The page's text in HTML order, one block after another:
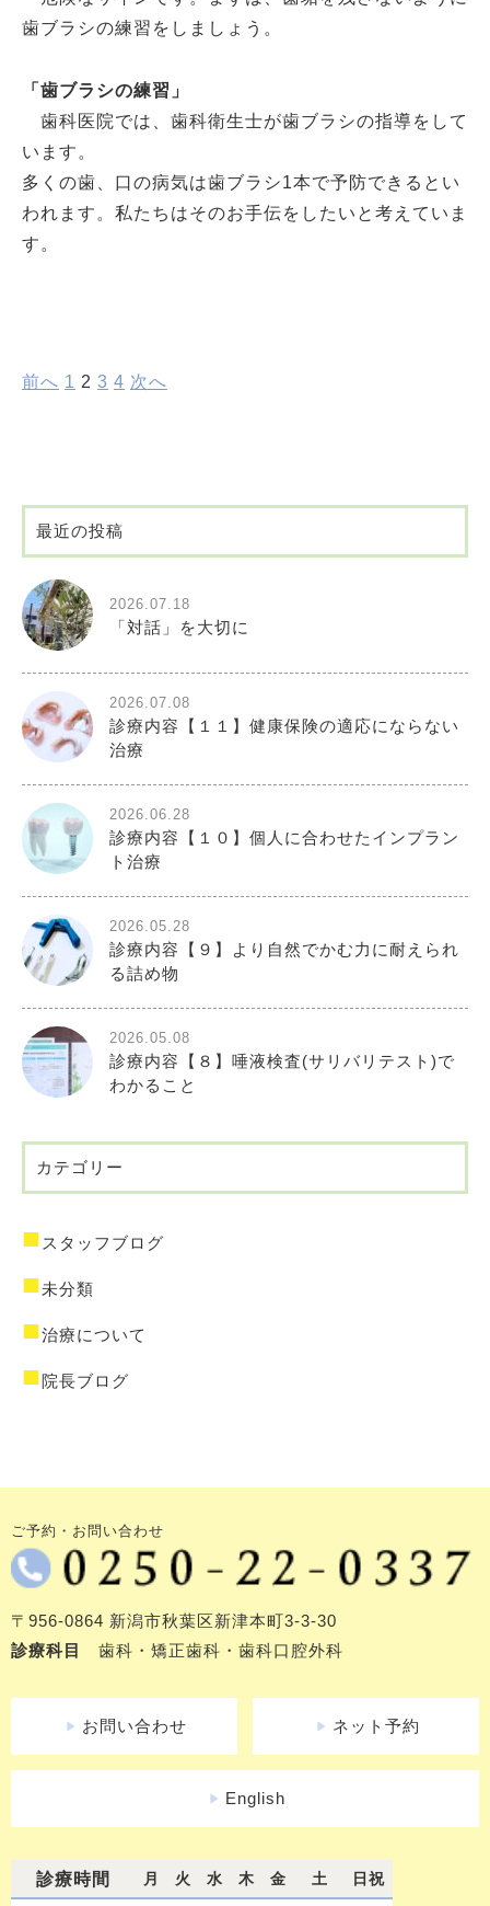
歯ブラシの練習をしましょう。
「歯ブラシの練習」
歯科医院では、歯科衛生士が歯ブラシの指導をして
います。
多くの歯、口の病気は歯ブラシ1本で予防できるとい
われます。私たちはそのお手伝をしたいと考えていま
す。
前へ 1 2 3 4 次へ
最近の投稿
2026.07.18
「対話」を大切に
2026.07.08
診療内容【１１】健康保険の適応にならない
治療
2026.06.28
診療内容【１０】個人に合わせたインプラン
ト治療
2026.05.28
診療内容【９】より自然でかむ力に耐えられ
る詰め物
2026.05.08
診療内容【８】唾液検査(サリバリテスト)で
わかること
カテゴリー
スタッフブログ
未分類
治療について
院長ブログ
ご予約・お問い合わせ
〒956-0864 新潟市秋葉区新津本町3-3-30
診療科目
歯科・矯正歯科・歯科口腔外科
play_arrow お問い合わせ play_arrow ネット予約
play_arrow English
診療時間 月 火 水 木 金 土 日祝